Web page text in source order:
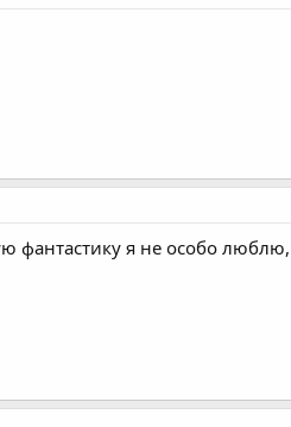
фантастику я не особо